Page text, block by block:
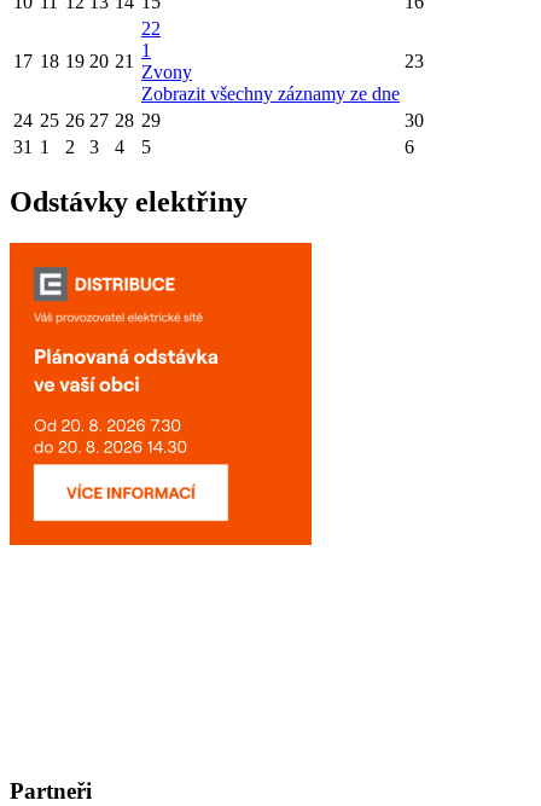
17 18 19 20 21
22
1
Zvony
Zobrazit všechny záznamy ze dne
23
24 25 26 27 28 29
30
31 1 2 3 4 5 6
Odstávky elektřiny
Partneři